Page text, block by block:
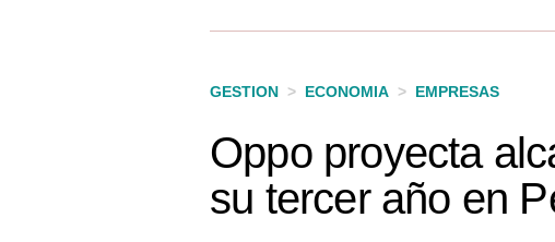
GESTION > ECONOMIA > EMPRESAS
Oppo proyecta
su tercer año en